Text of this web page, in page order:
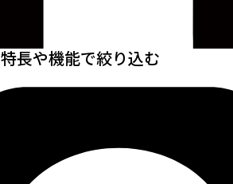
特長や機能で絞り込む